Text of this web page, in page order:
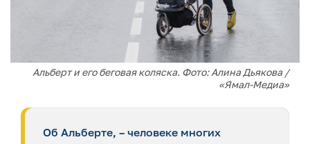
Альберт и его беговая коляска. Фото: Алина Дьякова /
«Ямал-Медиа»
Об Альберте, – человеке многих